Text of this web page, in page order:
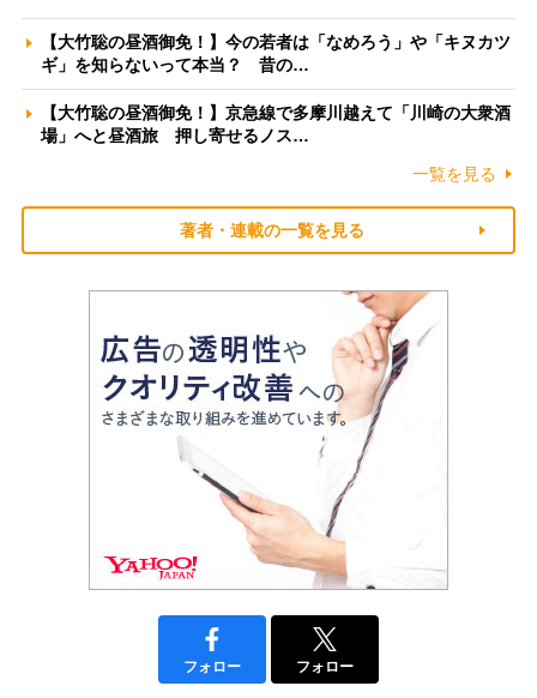
【大竹聡の昼酒御免！】今の若者は「なめろう」や「キヌカツ
ギ」を知らないって本当？ 昔の…
【大竹聡の昼酒御免！】京急線で多摩川越えて「川崎の大衆酒
場」へと昼酒旅 押し寄せるノス…
一覧を見る
著者・連載の一覧を見る
フォロー フォロー